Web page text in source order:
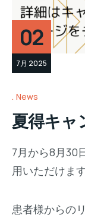
02
7月 2025
News
夏得キャ
7月から8月30
用いただけま
患者様からの